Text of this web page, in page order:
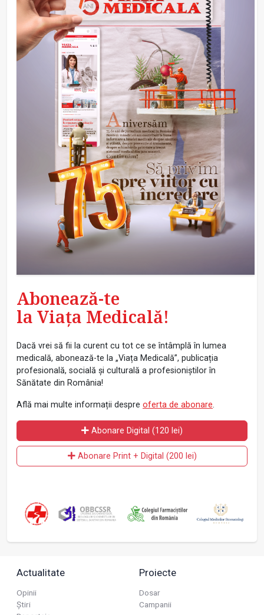
Abonează-te
la Viața Medicală!
Dacă vrei să fii la curent cu tot ce se întâmplă în lumea
medicală, abonează-te la „Viața Medicală”, publicația
profesională, socială și culturală a profesioniștilor în
Sănătate din România!
Află mai multe informații despre oferta de abonare.
Abonare Digital (120 lei)
Abonare Print + Digital (200 lei)
Actualitate
Opinii
Știri
Proiecte
Dosar
Campanii